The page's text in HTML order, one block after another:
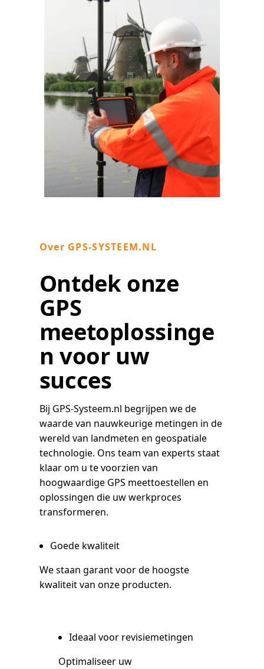
Over GPS-SYSTEEM.NL
Ontdek onze
GPS
meetoplossinge
n voor uw
succes
Bij GPS-Systeem.nl begrijpen we de
waarde van nauwkeurige metingen in de
wereld van landmeten en geospatiale
technologie. Ons team van experts staat
klaar om u te voorzien van
hoogwaardige GPS meettoestellen en
oplossingen die uw werkproces
transformeren.
Goede kwaliteit
We staan garant voor de hoogste
kwaliteit van onze producten.
Ideaal voor revisiemetingen
Optimaliseer uw